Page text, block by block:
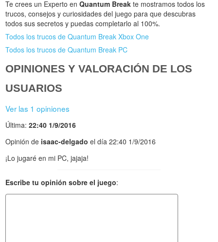
Te crees un Experto enQuantum Break te mostramos todos los
trucos, consejos y curiosidades del juego para que descubras
todos sus secretos y puedas completarlo al 100%.
Todos los trucos de Quantum Break Xbox One
Todos los trucos de Quantum Break PC
OPINIONES Y VALORACIÓN DE LOS
USUARIOS
Ver las 1 opiniones
Última:22:40 1/9/2016
Opinión de isaac-delgado el día 22:40 1/9/2016
¡Lo jugaré en mi PC, jajaja!
Escribe tu opinión sobre el juego: